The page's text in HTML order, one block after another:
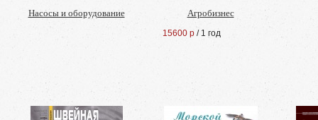
Насосы и оборудование Агробизнес
15600 р / 1 год